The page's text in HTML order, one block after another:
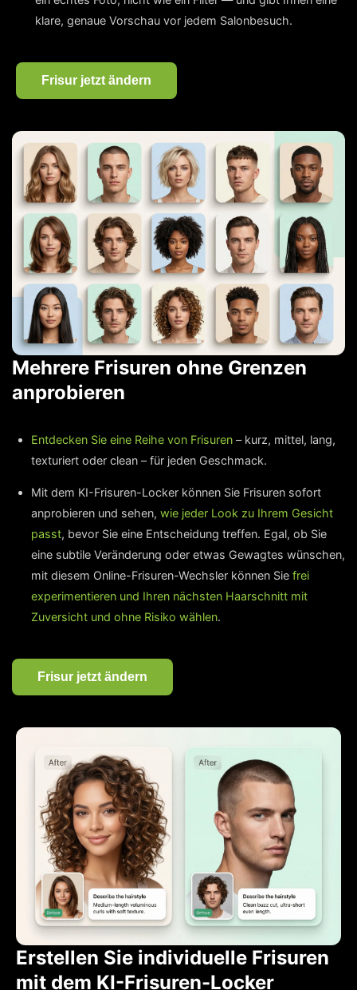
klare, genaue Vorschau vor jedem Salonbesuch.
Frisur jetzt ändern
Mehrere Frisuren ohne Grenzen
anprobieren
Entdecken Sie eine Reihe von Frisuren – kurz, mittel, lang,
texturiert oder clean – für jeden Geschmack.
Mit dem KI-Frisuren-Locker können Sie Frisuren sofort
anprobieren und sehen, wie jeder Look zu Ihrem Gesicht
passt, bevor Sie eine Entscheidung treffen. Egal, ob Sie
eine subtile Veränderung oder etwas Gewagtes wünschen,
mit diesem Online-Frisuren-Wechsler können Sie frei
experimentieren und Ihren nächsten Haarschnitt mit
Zuversicht und ohne Risiko wählen.
Frisur jetzt ändern
Erstellen Sie individuelle Frisuren
mit dem KI-Frisuren-Locker